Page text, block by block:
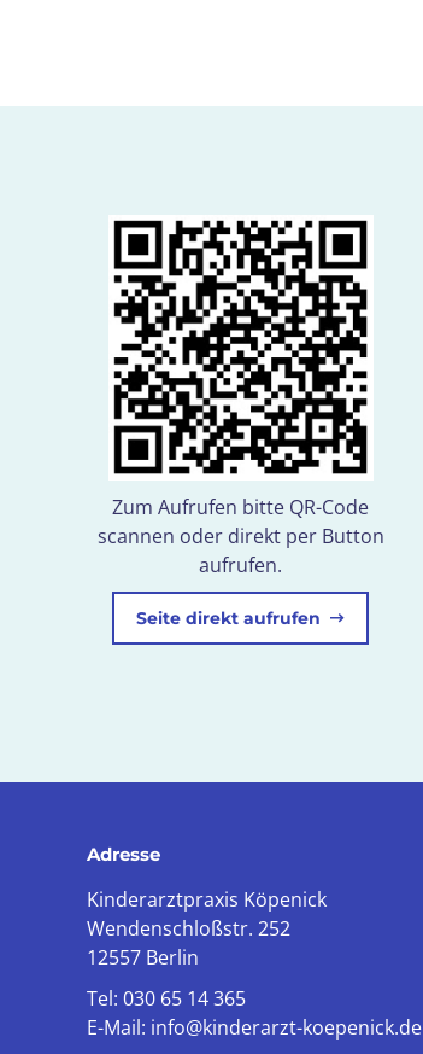
Zum Aufrufen bitte QR-Code
scannen oder direkt per Button
aufrufen.
Seite direkt aufrufen
Adresse
Kinderarztpraxis Köpenick
Wendenschloßstr. 252
12557 Berlin
Tel: 030 65 14 365
E-Mail: info@kinderarzt-koepenick.de